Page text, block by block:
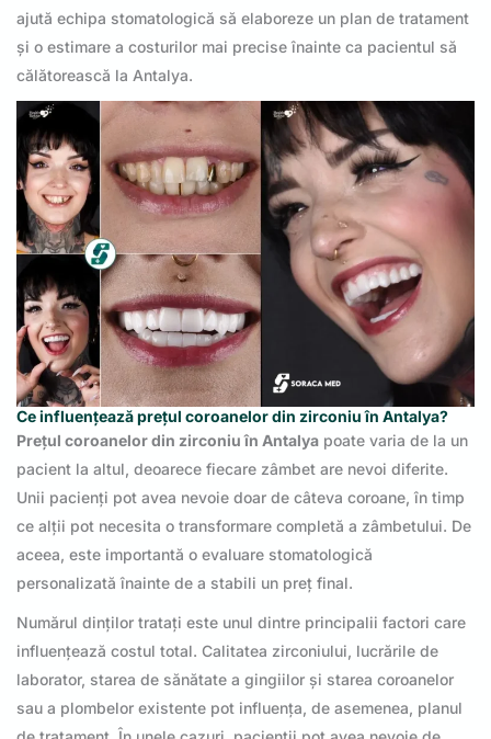
ajută echipa stomatologică să elaboreze un plan de tratament
și o estimare a costurilor mai precise înainte ca pacientul să
călătorească la Antalya.
Ce influențează prețul coroanelor din zirconiu în Antalya?
Prețul coroanelor din zirconiu în Antalya poate varia de la un
pacient la altul, deoarece fiecare zâmbet are nevoi diferite.
Unii pacienți pot avea nevoie doar de câteva coroane, în timp
ce alții pot necesita o transformare completă a zâmbetului. De
aceea, este importantă o evaluare stomatologică
personalizată înainte de a stabili un preț final.
Numărul dinților tratați este unul dintre principalii factori care
influențează costul total. Calitatea zirconiului, lucrările de
laborator, starea de sănătate a gingiilor și starea coroanelor
sau a plombelor existente pot influența, de asemenea, planul